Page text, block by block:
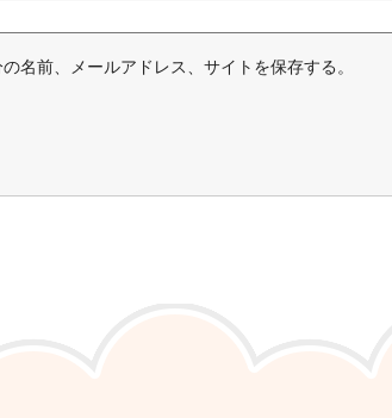
名前、メールアドレス、サイトを保存する。